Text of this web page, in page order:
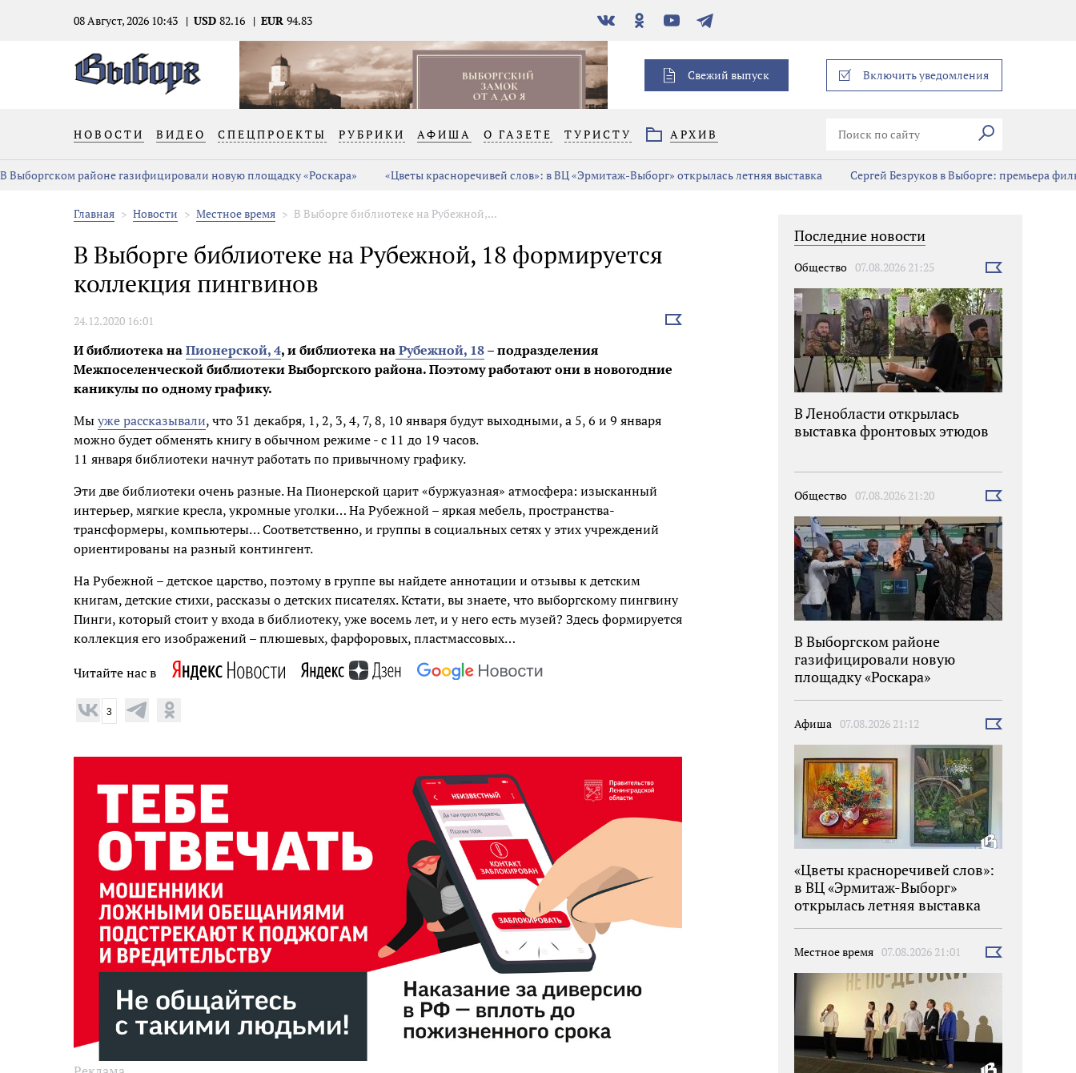
08 Август, 2026 10:43 USD 82.16 EUR 94.83
В
контакте
Одноклассники
YouTubeТелеграм
Свежий выпуск Включить уведомления
НОВОСТИ ВИДЕО СПЕЦПРОЕКТЫ РУБРИКИ АФИША О ГАЗЕТЕ ТУРИСТУ АРХИВ Искать
В Выборгском районе газифицировали новую площадку «Роскара» «Цветы красноречивей слов»: в ВЦ «Эрмитаж-Выборг» открылась летняя выставка Сергей Безруков в Выборге: премьера
Главная Новости Местное время В Выборге библиотеке на Рубежной,...
В Выборге библиотеке на Рубежной, 18 формируется
коллекция пингвинов
24.12.2020 16:01
Выбрать
И библиотека наПионерской, 4, и библиотека наРубежной, 18– подразделения
Межпоселенческой библиотеки Выборгского района. Поэтому работают они в новогодние
каникулы по одному графику.
Мыуже рассказывали, что 31 декабря, 1, 2, 3, 4, 7, 8, 10 января будут выходными, а 5, 6 и 9 января
можно будет обменять книгу в обычном режиме - с 11 до 19 часов.
11 января библиотеки начнут работать по привычному графику.
Эти две библиотеки очень разные. На Пионерской царит «буржуазная» атмосфера: изысканный
интерьер, мягкие кресла, укромные уголки… На Рубежной – яркая мебель, пространства-
трансформеры, компьютеры… Соответственно, и группы в социальных сетях у этих учреждений
ориентированы на разный контингент.
На Рубежной – детское царство, поэтому в группе вы найдете аннотации и отзывы к детским
книгам, детские стихи, рассказы о детских писателях. Кстати, вы знаете, что выборгскому пингвину
Пинги, который стоит у входа в библиотеку, уже восемь лет, и у него есть музей? Здесь формируется
коллекция его изображений – плюшевых, фарфоровых, пластмассовых…
Читайте нас в
3
Последние новости
Общество 07.08.2026 21:25
Выбрать
В Ленобласти открылась
выставка фронтовых этюдов
Общество 07.08.2026 21:20
Выбрать
В Выборгском районе
газифицировали новую
площадку «Роскара»
Афиша 07.08.2026 21:12
Выбрать
«Цветы красноречивей слов»:
в ВЦ «Эрмитаж-Выборг»
открылась летняя выставка
Местное время 07.08.2026 21:01
Выбрать